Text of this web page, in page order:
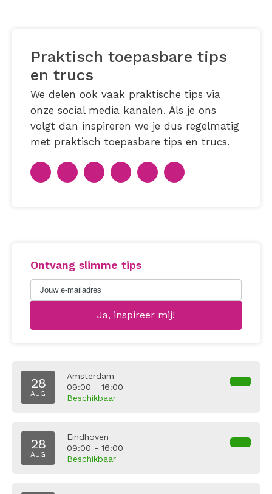
Praktisch toepasbare tips
en trucs
We delen ook vaak praktische tips via
onze social media kanalen. Als je ons
volgt dan inspireren we je dus regelmatig
met praktisch toepasbare tips en trucs.
Ontvang slimme tips
28
AUG
Amsterdam
09:00 - 16:00
Beschikbaar
28
AUG
Eindhoven
09:00 - 16:00
Beschikbaar